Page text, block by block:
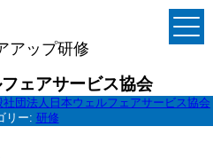
アップ研修
ェアサービス協会
社団法人日本ウェルフェアサービス協会
リー: 研修